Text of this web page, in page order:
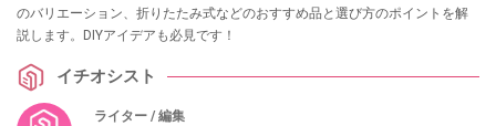
のバリエーション、折りたたみ式などのおすすめ品と選び方のポイントを解
説します。DIYアイデアも必見です！
イチオシスト
ライター / 編集